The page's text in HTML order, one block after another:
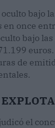
bajo
once
bajo las
euros.
de
el